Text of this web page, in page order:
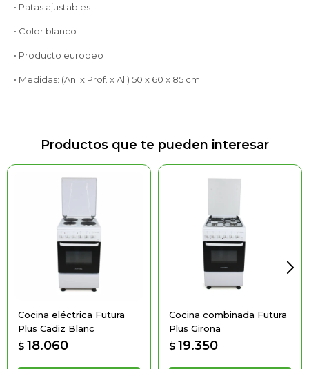
• Patas ajustables
• Color blanco
• Producto europeo
• Medidas: (An. x Prof. x Al.) 50 x 60 x 85 cm
Productos que te pueden interesar
Cocina eléctrica Futura
Plus Cadiz Blanc
$ 18.060
Cocina combinada Futura
Plus Girona
$ 19.350